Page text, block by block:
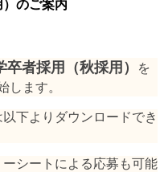
のご案内
者採用（秋採用） を
します。
下よりダウンロードでき
シートによる応募も可能